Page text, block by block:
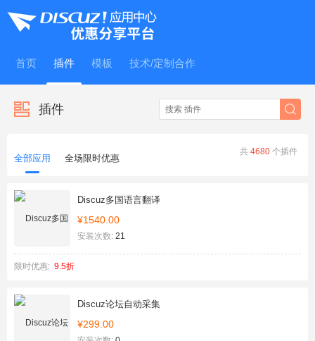
首页 插件 模板 技术/定制合作
插件
共 4680 个插件
全部应用 全场限时优惠
Discuz多国语言翻译
¥1540.00
安装次数: 21
限时优惠: 9.5折
Discuz论坛自动采集
¥299.00